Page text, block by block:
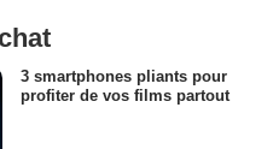
3 smartphones pliants pour
profiter de vos films partout